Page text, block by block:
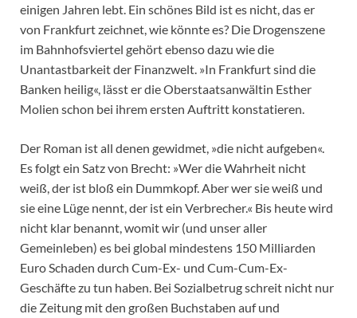
einigen Jahren lebt. Ein schönes Bild ist es nicht, das er
von Frankfurt zeichnet, wie könnte es? Die Drogenszene
im Bahnhofsviertel gehört ebenso dazu wie die
Unantastbarkeit der Finanzwelt. »In Frankfurt sind die
Banken heilig«, lässt er die Oberstaatsanwältin Esther
Molien schon bei ihrem ersten Auftritt konstatieren.
Der Roman ist all denen gewidmet, »die nicht aufgeben«.
Es folgt ein Satz von Brecht: »Wer die Wahrheit nicht
weiß, der ist bloß ein Dummkopf. Aber wer sie weiß und
sie eine Lüge nennt, der ist ein Verbrecher.« Bis heute wird
nicht klar benannt, womit wir (und unser aller
Gemeinleben) es bei global mindestens 150 Milliarden
Euro Schaden durch Cum-Ex- und Cum-Cum-Ex-
Geschäfte zu tun haben. Bei Sozialbetrug schreit nicht nur
die Zeitung mit den großen Buchstaben auf und